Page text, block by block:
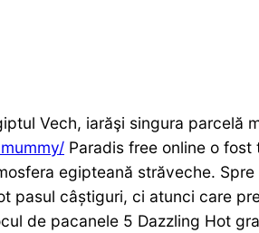
Vech, iarăşi singura parcelă
Paradis free online o
egipteană străveche.
pasul câștiguri, ci atunci care
de pacanele 5 Dazzling Hot